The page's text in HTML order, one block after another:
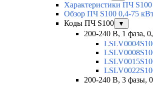
Характеристики ПЧ
Обзор ПЧ S100 0,4-75
Коды ПЧ S100
▼
200-240 В, 1 фаза,
200-240 В, 3 фазы,